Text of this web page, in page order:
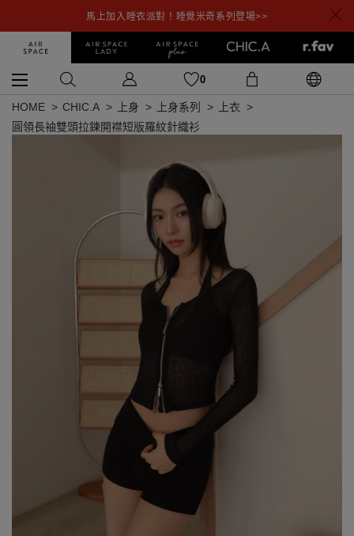
馬上加入睡衣派對！睡覺米奇系列登場>>
0
HOME CHIC.A 上身 上身系列
上衣
圓領長袖雙頭拉鍊開襟短版羅紋針織衫